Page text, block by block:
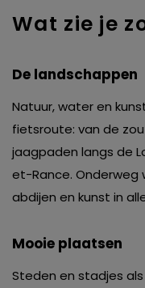
Wat zie je
De landschappen
Natuur, water en
fietsroute: van de
jaagpaden langs de
et-Rance. Onderweg
abdijen en kunst in
Mooie plaatsen
Steden en stadjes als